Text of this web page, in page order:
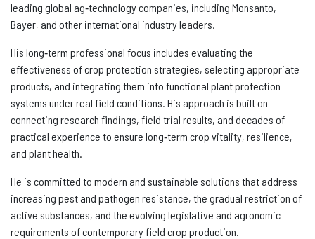
leading global ag‑technology companies, including Monsanto,
Bayer, and other international industry leaders.
His long‑term professional focus includes evaluating the
effectiveness of crop protection strategies, selecting appropriate
products, and integrating them into functional plant protection
systems under real field conditions. His approach is built on
connecting research findings, field trial results, and decades of
practical experience to ensure long‑term crop vitality, resilience,
and plant health.
He is committed to modern and sustainable solutions that address
increasing pest and pathogen resistance, the gradual restriction of
active substances, and the evolving legislative and agronomic
requirements of contemporary field crop production.